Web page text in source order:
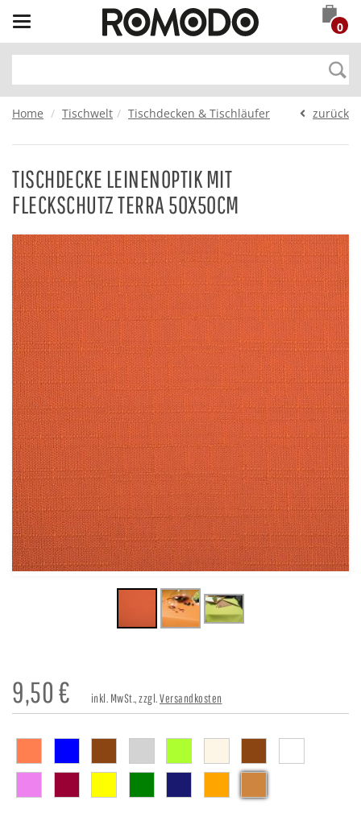
Toggle
navigation
0
Home Tischwelt Tischdecken & Tischläufer zurück
TISCHDECKE LEINENOPTIK MIT
FLECKSCHUTZ TERRA 50X50CM
9,50€ inkl. MwSt., zzgl.Versandkosten